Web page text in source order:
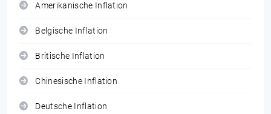
Amerikanische Inflation
Belgische Inflation
Britische Inflation
Chinesische Inflation
Deutsche Inflation